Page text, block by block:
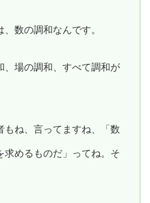
数の調和なんです。
、場の調和、すべて調和が
もね、言ってますね、「数
求めるものだ」ってね。そ